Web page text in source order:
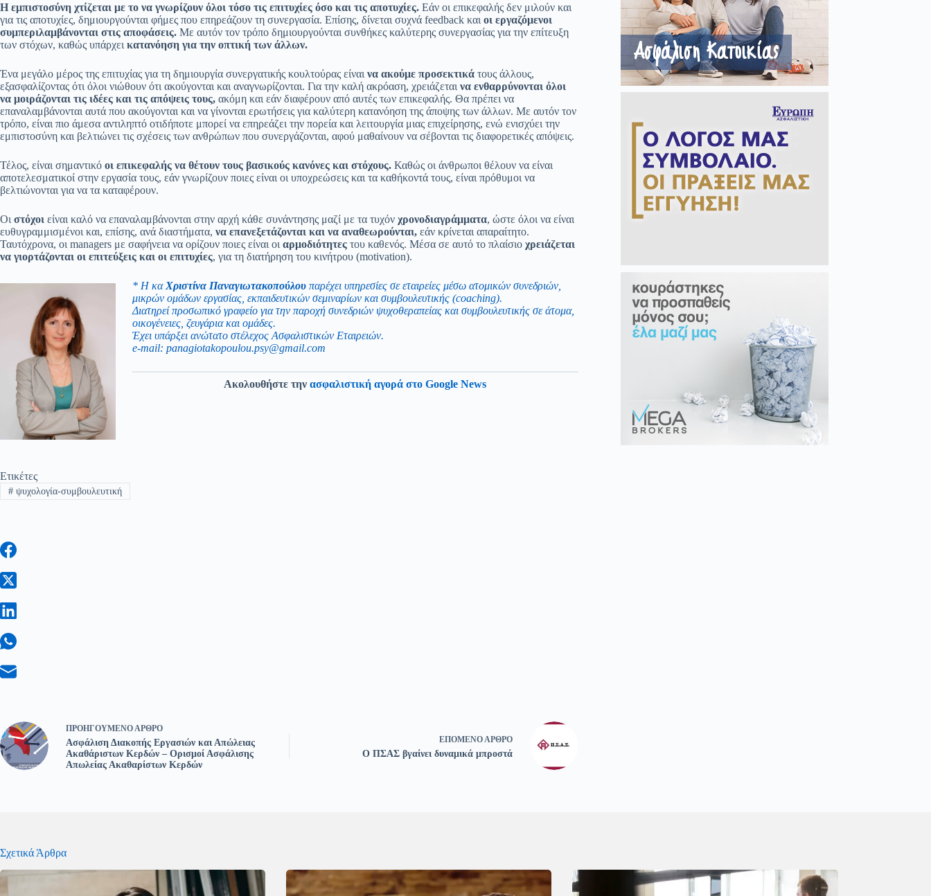
Η εμπιστοσύνη χτίζεται με το να γνωρίζουν όλοι τόσο τις επιτυχίες όσο και τις αποτυχίες. Εάν οι επικεφαλής δεν μιλούν και
για τις αποτυχίες, δημιουργούνται φήμες που επηρεάζουν τη συνεργασία. Επίσης, δίνεται συχνά feedback και οι εργαζόμενοι
συμπεριλαμβάνονται στις αποφάσεις. Με αυτόν τον τρόπο δημιουργούνται συνθήκες καλύτερης συνεργασίας για την επίτευξη
των στόχων, καθώς υπάρχει κατανόηση για την οπτική των άλλων.
Ένα μεγάλο μέρος της επιτυχίας για τη δημιουργία συνεργατικής κουλτούρας είναι να ακούμε προσεκτικά τους άλλους,
εξασφαλίζοντας ότι όλοι νιώθουν ότι ακούγονται και αναγνωρίζονται. Για την καλή ακρόαση, χρειάζεται να ενθαρρύνονται όλοι
να μοιράζονται τις ιδέες και τις απόψεις τους, ακόμη και εάν διαφέρουν από αυτές των επικεφαλής. Θα πρέπει να
επαναλαμβάνονται αυτά που ακούγονται και να γίνονται ερωτήσεις για καλύτερη κατανόηση της άποψης των άλλων. Με αυτόν τον
τρόπο, είναι πιο άμεσα αντιληπτό οτιδήποτε μπορεί να επηρεάζει την πορεία και λειτουργία μιας επιχείρησης, ενώ ενισχύει την
εμπιστοσύνη και βελτιώνει τις σχέσεις των ανθρώπων που συνεργάζονται, αφού μαθαίνουν να σέβονται τις διαφορετικές απόψεις.
Τέλος, είναι σημαντικό οι επικεφαλής να θέτουν τους βασικούς κανόνες και στόχους. Καθώς οι άνθρωποι θέλουν να είναι
αποτελεσματικοί στην εργασία τους, εάν γνωρίζουν ποιες είναι οι υποχρεώσεις και τα καθήκοντά τους, είναι πρόθυμοι να
βελτιώνονται για να τα καταφέρουν.
Οι στόχοι είναι καλό να επαναλαμβάνονται στην αρχή κάθε συνάντησης μαζί με τα τυχόν χρονοδιαγράμματα, ώστε όλοι να είναι
ευθυγραμμισμένοι και, επίσης, ανά διαστήματα, να επανεξετάζονται και να αναθεωρούνται, εάν κρίνεται απαραίτητο.
Ταυτόχρονα, οι managers με σαφήνεια να ορίζουν ποιες είναι οι αρμοδιότητες του καθενός. Μέσα σε αυτό το πλαίσιο χρειάζεται
να γιορτάζονται οι επιτεύξεις και οι επιτυχίες, για τη διατήρηση του κινήτρου (motivation).
* Η κα Χριστίνα Παναγιωτακοπούλου παρέχει υπηρεσίες σε εταιρείες μέσω ατομικών συνεδριών,
μικρών ομάδων εργασίας, εκπαιδευτικών σεμιναρίων και συμβουλευτικής (coaching).
Διατηρεί προσωπικό γραφείο για την παροχή συνεδριών ψυχοθεραπείας και συμβουλευτικής σε άτομα,
οικογένειες, ζευγάρια και ομάδες.
Έχει υπάρξει ανώτατο στέλεχος Ασφαλιστικών Εταιρειών.
e-mail: panagiotakopoulou.psy@gmail.com
Ακολουθήστε τηνασφαλιστική αγορά στο Google News
Ετικέτες
#ψυχολογία-συμβουλευτική
ΠΡΟΗΓΟΎΜΕΝΟ ΆΡΘΡΟ
Ασφάλιση Διακοπής Εργασιών και Απώλειας
Ακαθάριστων Κερδών – Ορισμοί Ασφάλισης
Απωλείας Ακαθαρίστων Κερδών
ΕΠΌΜΕΝΟ ΆΡΘΡΟ
Ο ΠΣΑΣ βγαίνει δυναμικά μπροστά
Σχετικά Άρθρα